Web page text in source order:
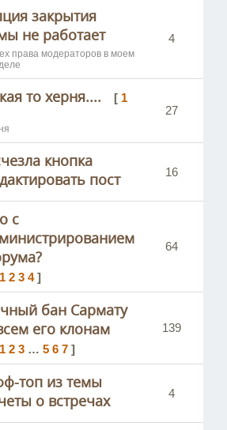
закрытия
не работает
права модераторов в моем
4
то херня.... [ 1
27
кнопка
пост
16
с
1 2 3 4]
64
бан Сармату
его клонам
1 2 3 … 5 6 7 ]
139
топ из темы
о встречах
4